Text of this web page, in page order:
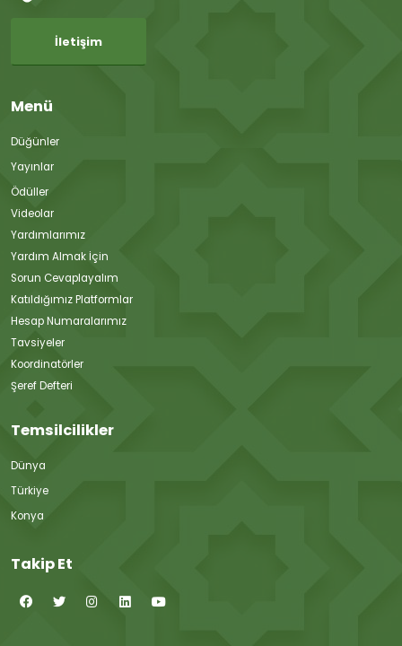
İletişim
Menü
Düğünler
Yayınlar
Ödüller
Videolar
Yardımlarımız
Yardım Almak İçin
Sorun Cevaplayalım
Katıldığımız Platformlar
Hesap Numaralarımız
Tavsiyeler
Koordinatörler
Şeref Defteri
Temsilcilikler
Dünya
Türkiye
Konya
Takip Et